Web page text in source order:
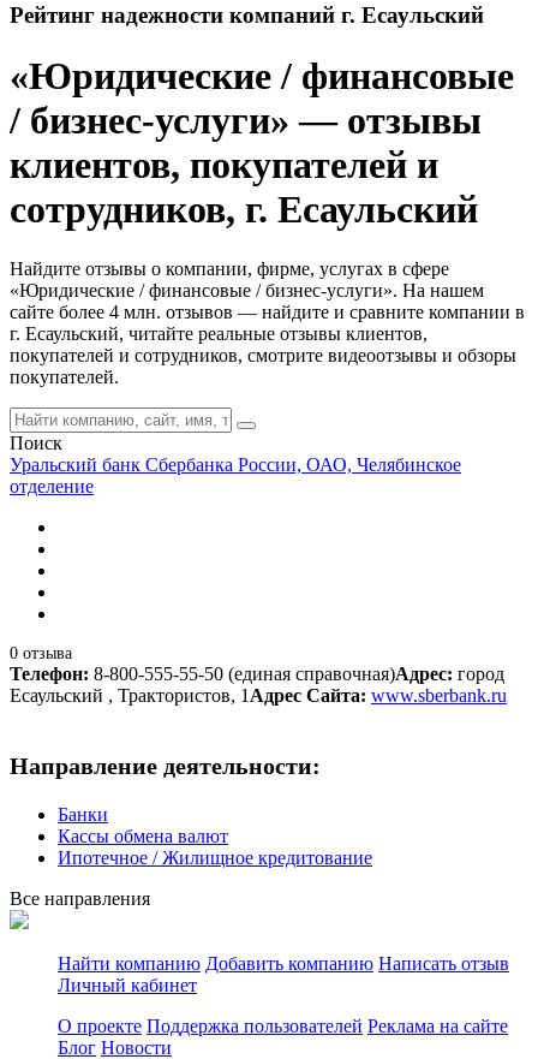
Рейтинг надежности компаний г. Есаульский
«Юридические / финансовые
/ бизнес-услуги» — отзывы
клиентов, покупателей и
сотрудников, г. Есаульский
Найдите отзывы о компании, фирме, услугах в сфере
«Юридические / финансовые / бизнес-услуги». На нашем
сайте более 4 млн. отзывов — найдите и сравните компании в
г. Есаульский, читайте реальные отзывы клиентов,
покупателей и сотрудников, смотрите видеоотзывы и обзоры
покупателей.
Поиск
Уральский банк Сбербанка России, ОАО, Челябинское
отделение
0 отзыва
Телефон: 8-800-555-55-50 (единая справочная)Адрес: город
Есаульский , Трактористов, 1 Адрес Сайта: www.sberbank.ru
Направление деятельности:
Банки
Кассы обмена валют
Ипотечное / Жилищное кредитование
Все направления
Найти компанию Добавить компанию Написать отзыв
Личный кабинет
О проекте Поддержка пользователей Реклама на сайте
Блог Новости